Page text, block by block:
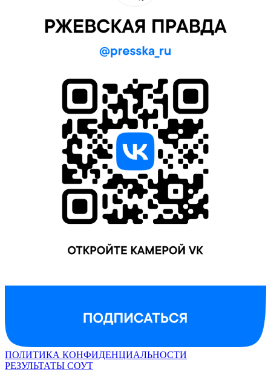
ПОЛИТИКА КОНФИДЕНЦИАЛЬНОСТИ
РЕЗУЛЬТАТЫ СОУТ